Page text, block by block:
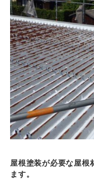
屋根塗装が必要な屋根
ます。